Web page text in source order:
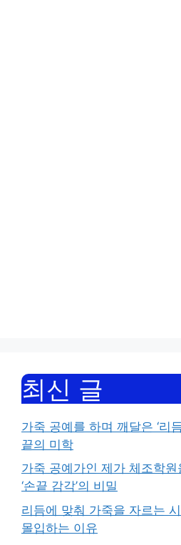
최신 글
가죽 공예를 하며 깨달은 ‘리
끝의 미학
가죽 공예가인 제가 체조학
‘손끝 감각’의 비밀
리듬에 맞춰 가죽을 자르는
몰입하는 이유